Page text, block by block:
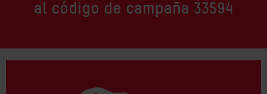
al código de campaña 33594